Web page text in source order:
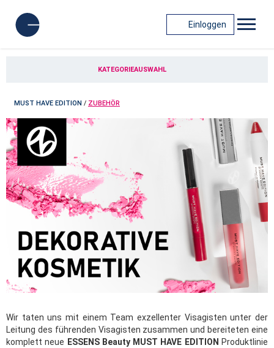
Einloggen
KATEGORIEAUSWAHL
MUST HAVE EDITION / ZUBEHÖR
Wir taten uns mit einem Team exzellenter Visagisten unter der
Leitung des führenden Visagisten zusammen und bereiteten eine
komplett neue ESSENS Beauty MUST HAVE EDITION Produktlinie